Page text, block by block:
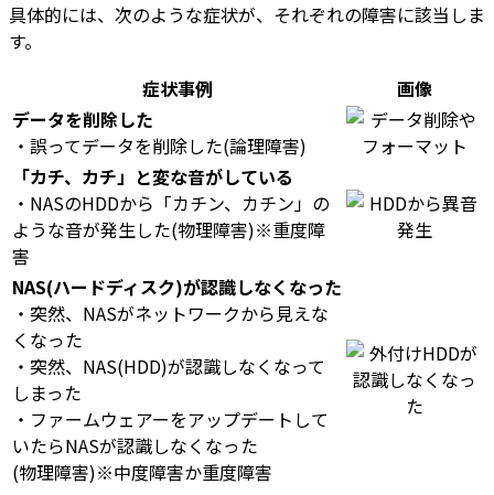
具体的には、次のような症状が、それぞれの障害に該当しま
す。
症状事例
画像
データを削除した
・誤ってデータを削除した(論理障害)
「カチ、カチ」と変な音がしている
・NASのHDDから「カチン、カチン」の
ような音が発生した(物理障害)※重度障
害
NAS(ハードディスク)が認識しなくなった
・突然、NASがネットワークから見えな
くなった
・突然、NAS(HDD)が認識しなくなって
しまった
・ファームウェアーをアップデートして
いたらNASが認識しなくなった
(物理障害)※中度障害か重度障害